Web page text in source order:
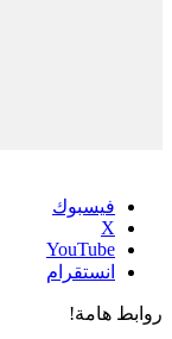
فيسبوك
‫X
‫YouTube
انستقرام
روابط هامة!